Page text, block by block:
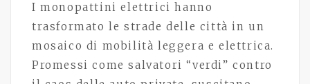
I monopattini elettrici hanno
trasformato le strade delle città in un
mosaico di mobilità leggera e elettrica.
Promessi come salvatori “verdi” contro